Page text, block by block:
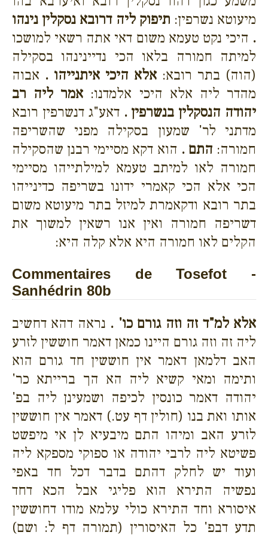
מיעוטא נשרפין: תיפוק ליה דרובא נסקלין נינהו
. היכי נקט טעמא משום דאי אתה רשאי למושכו
למיתה חמורה בלאו הכי נדיינינהו בסקילה
(הוה) בתר רובא: אלא היכי איתנייהו . אבוה
מהדר ליה אלא היכי אלמדנו: אמר ליה רב
יהודה הנסקלין בנשרפין . דאע"ג דנשרפין רובא
מדתני לר' שמעון בסקילה מפני שהשריפה
חמורה: התם . הוא דקא מסיימי רבנן שהסקילה
חמורה לאו למיתב טעמא למילתייהו מסיימי
הכי אלא הכי קאמרי ידונו בשריפה כדינייהו
בתר רובא ודקאמרת למיזל בתר מיעוטא משום
דשריפה חמורה ואין אנו רשאין למשוך את
הקלים לאו חמורה היא אלא קלה היא:
Commentaires de Tosefot -
Sanhédrin 80b
אלא למ"ד זה וזה גורם כו' . נראה דהא דחשיב
ליה זה וזה גורם היינו כמאן דאמר חוששין לזרע
האב דלמאן דאמר אין חוששין חד גורם הוא
ותימה ומאי קשיא ליה הא הך ברייתא כר'
יהודה דאמר כונסין לכיפה ושמעינן ליה בפ'
אותו ואת בנו (חולין דף עט.) דאמר אין חוששין
לזרע האב ומיהו התם מיבעיא לן אי מיפשט
פשיטא ליה לרבי יהודה או ספוקי מספקא ליה
ועוד יש לחלק דהתם בדבר דכל חד באפי
נפשיה התירא הוא פליגי אבל הכא דחד
איסורא וחד התירא כולי עלמא מודו דחוששין
תדע דבפ' כל האיסורין (תמורה דף ל: ושם)